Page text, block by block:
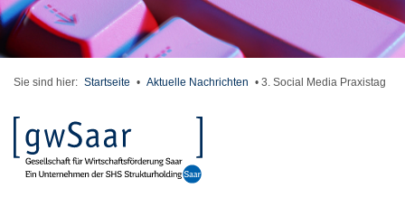
Sie sind hier: Startseite • Aktuelle Nachrichten • 3. Social Media Praxistag